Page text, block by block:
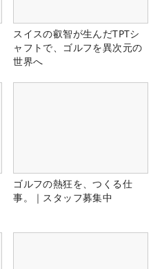
スイスの叡智が生んだTPTシ
ャフトで、ゴルフを異次元の
世界へ
ゴルフの熱狂を、つくる仕
事。｜スタッフ募集中